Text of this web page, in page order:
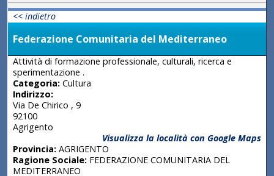
<< indietro
Federazione Comunitaria del Mediterraneo
Attività di formazione professionale, culturali, ricerca e
sperimentazione .
Categoria:Cultura
Indirizzo:
Via De Chirico , 9
92100
Agrigento
Visualizza la località con Google Maps
Provincia:AGRIGENTO
Ragione Sociale:FEDERAZIONE COMUNITARIA DEL
MEDITERRANEO